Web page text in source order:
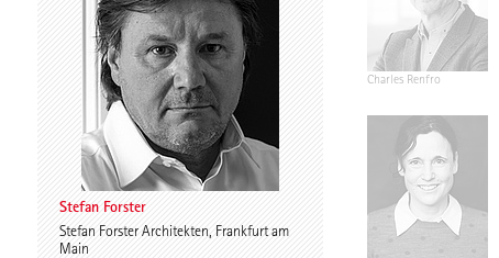
Jonas Janke Charles Renfro
Stefan Forster
Stefan Forster Architekten, Frankfurt am
Main